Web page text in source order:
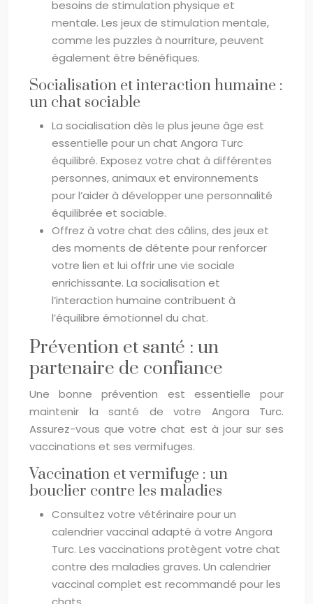
besoins de stimulation physique et
mentale. Les jeux de stimulation mentale,
comme les puzzles à nourriture, peuvent
également être bénéfiques.
Socialisation et interaction humaine :
un chat sociable
La socialisation dès le plus jeune âge est
essentielle pour un chat Angora Turc
équilibré. Exposez votre chat à différentes
personnes, animaux et environnements
pour l’aider à développer une personnalité
équilibrée et sociable.
Offrez à votre chat des câlins, des jeux et
des moments de détente pour renforcer
votre lien et lui offrir une vie sociale
enrichissante. La socialisation et
l’interaction humaine contribuent à
l’équilibre émotionnel du chat.
Prévention et santé : un
partenaire de confiance
Une bonne prévention est essentielle pour
maintenir la santé de votre Angora Turc.
Assurez-vous que votre chat est à jour sur ses
vaccinations et ses vermifuges.
Vaccination et vermifuge : un
bouclier contre les maladies
Consultez votre vétérinaire pour un
calendrier vaccinal adapté à votre Angora
Turc. Les vaccinations protègent votre chat
contre des maladies graves. Un calendrier
vaccinal complet est recommandé pour les